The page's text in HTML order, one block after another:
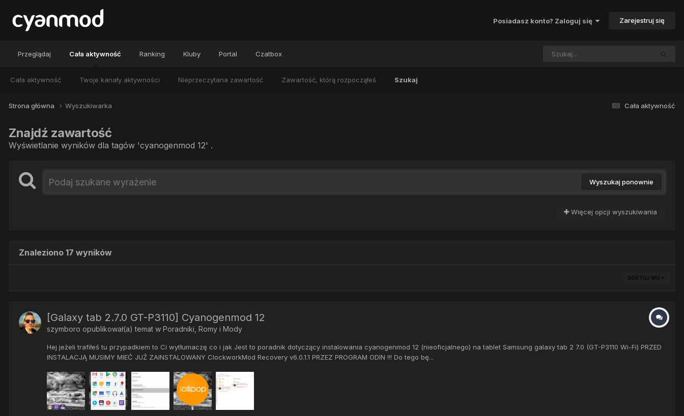
Posiadasz konto? Zaloguj się Zarejestruj się
Przeglądaj Cała aktywność
Cała aktywność Twoje kanały aktywności Nieprzeczytana zawartość Zawartość, którą rozpocząłeś Szukaj
Ranking Kluby Portal Czatbox
Cała aktywność
Strona główna Wyszukiwarka
Znajdź zawartość
Wyświetlanie wyników dla tagów 'cyanogenmod 12' .
Wyszukaj ponownie
Więcej opcji wyszukiwania
Znaleziono 17 wyników
SORTUJ WG
[Galaxy tab 2.7.0 GT-P3110] Cyanogenmod 12
szymboro opublikował(a) temat w Poradniki, Romy i Mody
Hej jeżeli trafiłeś tu przypadkiem to Ci wytłumaczę co i jak Jest to poradnik dotyczący instalowania cyanogenmod 12 (nieoficjalnego) na tablet Samsung galaxy tab 2 7.0 (GT-P3110 Wi-Fi) PRZED
INSTALACJĄ MUSIMY MIEĆ JUŻ ZAINSTALOWANY ClockworkMod Recovery v6.0.1.1 PRZEZ PROGRAM ODIN !!! Do tego bę...